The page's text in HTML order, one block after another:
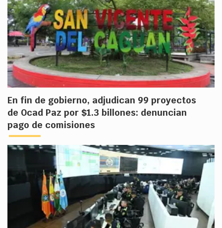
En fin de gobierno, adjudican 99 proyectos
de Ocad Paz por $1.3 billones: denuncian
pago de comisiones